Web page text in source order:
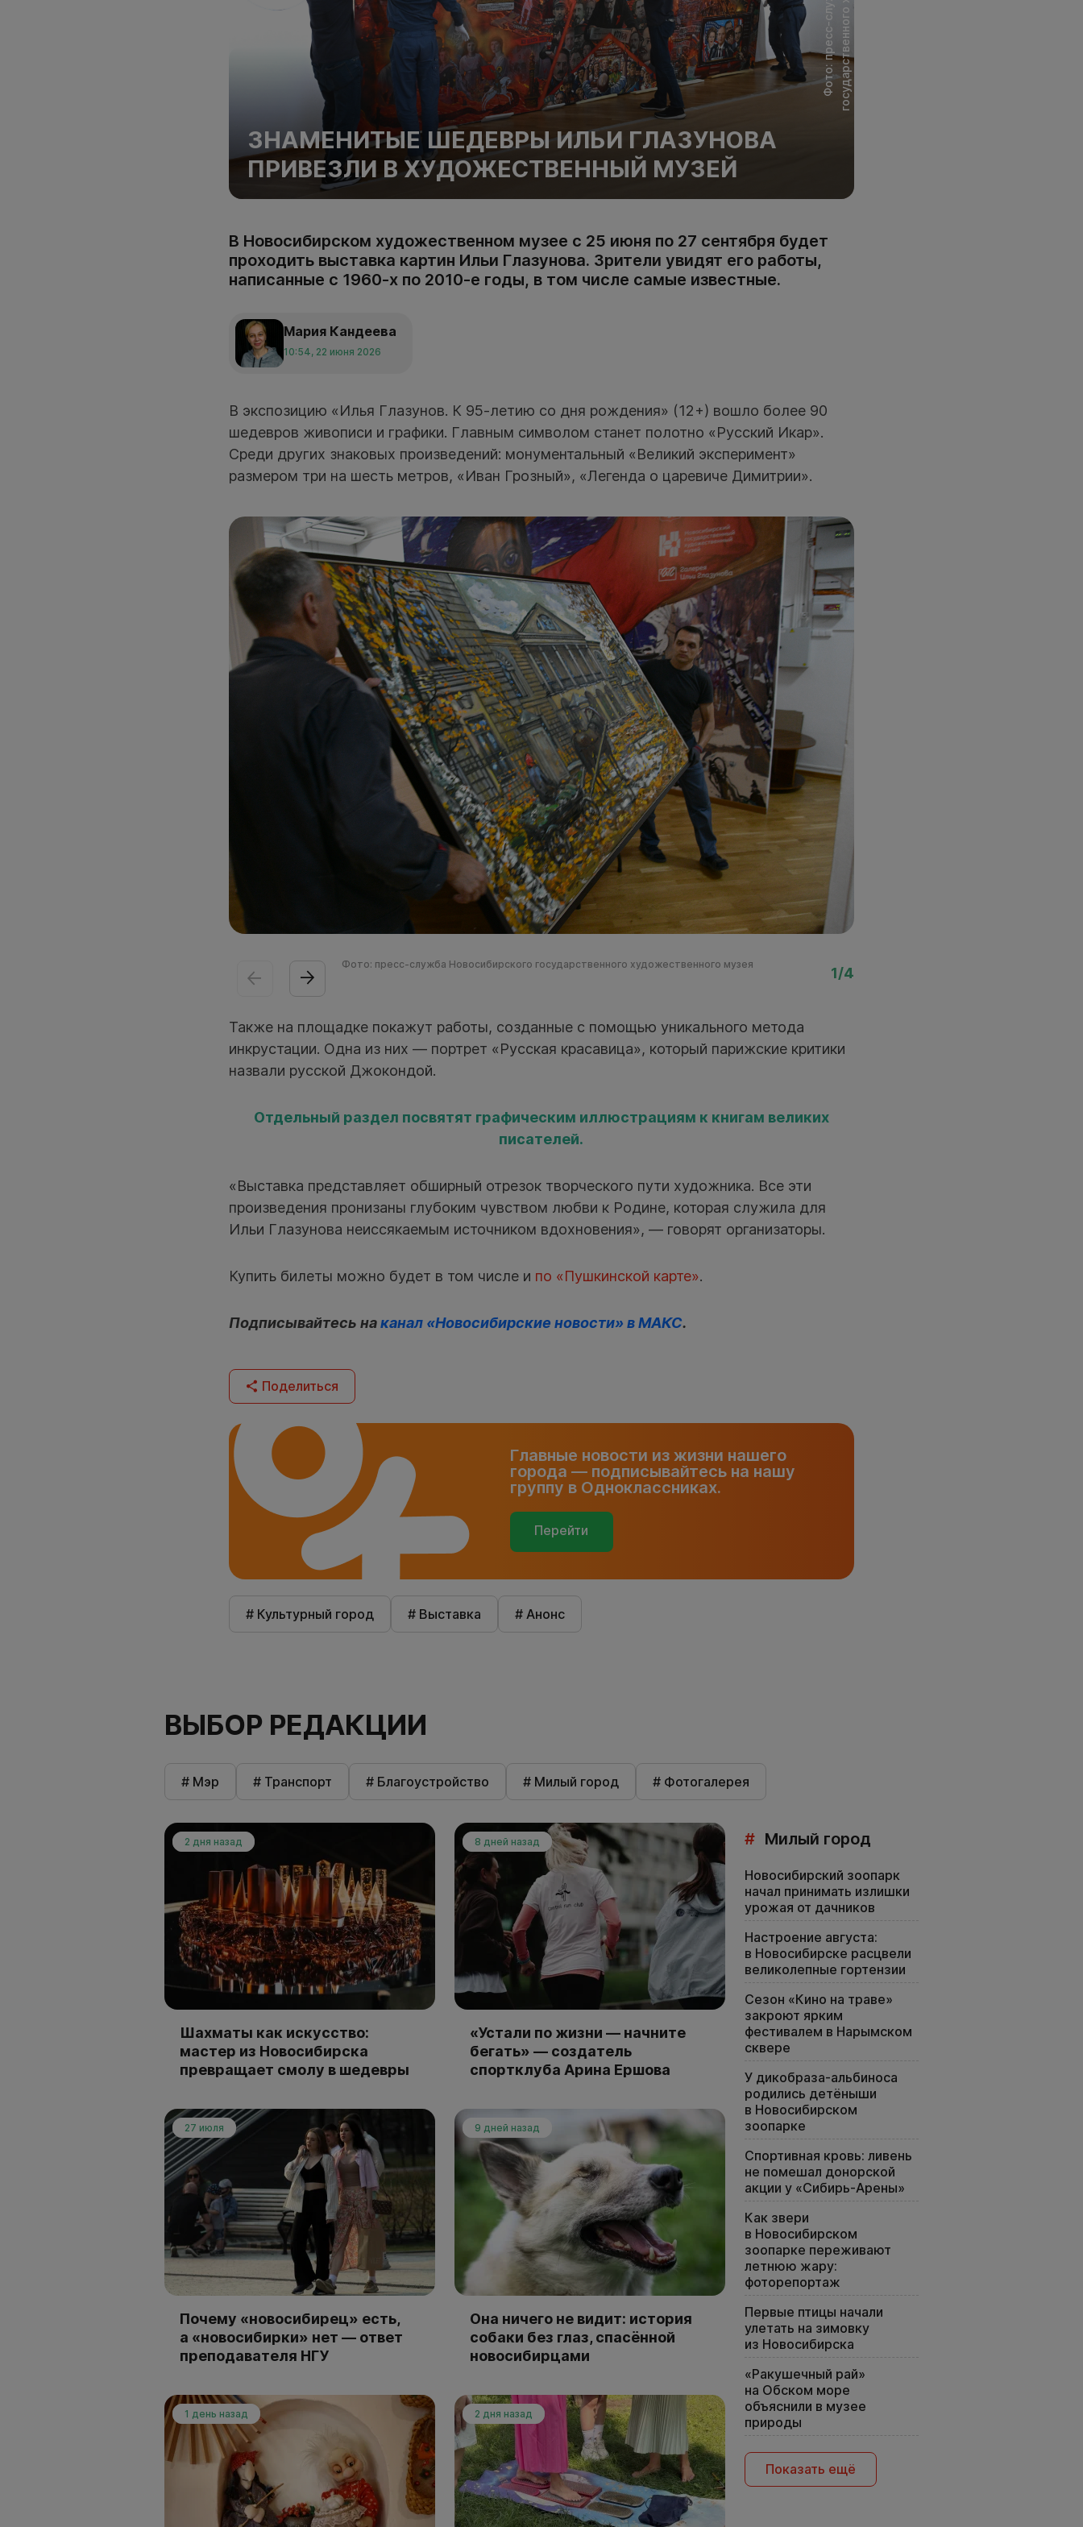
ЗНАМЕНИТЫЕ ШЕДЕВРЫ ИЛЬИ ГЛАЗУНОВА
ПРИВЕЗЛИ В ХУДОЖЕСТВЕННЫЙ МУЗЕЙ
В Новосибирском художественном музее с 25 июня по 27 сентября будет
проходить выставка картин Ильи Глазунова. Зрители увидят его работы,
написанные с 1960-х по 2010-е годы, в том числе самые известные.
Мария Кандеева
10:54, 22 июня 2026
В экспозицию «Илья Глазунов. К 95-летию со дня рождения» (12+) вошло более 90
шедевров живописи и графики. Главным символом станет полотно «Русский Икар».
Среди других знаковых произведений: монументальный «Великий эксперимент»
размером три на шесть метров, «Иван Грозный», «Легенда о царевиче Димитрии».
Фото: пресс-служба Новосибирского государственного художественного музея
1/4
Также на площадке покажут работы, созданные с помощью уникального метода
инкрустации. Одна из них — портрет «Русская красавица», который парижские критики
назвали русской Джокондой.
Отдельный раздел посвятят графическим иллюстрациям к книгам великих
писателей.
«Выставка представляет обширный отрезок творческого пути художника. Все эти
произведения пронизаны глубоким чувством любви к Родине, которая служила для
Ильи Глазунова неиссякаемым источником вдохновения», — говорят организаторы.
Купить билеты можно будет в том числе и по «Пушкинской карте».
Подписывайтесь наканал «Новосибирские новости» в МАКС.
Поделиться
Главные новости из жизни нашего
города — подписывайтесь на нашу
группу в Одноклассниках.
Перейти
# Культурный город # Выставка # Анонс
ВЫБОР РЕДАКЦИИ
# Мэр # Транспорт # Благоустройство # Милый город # Фотогалерея
2 дня назад
Шахматы как искусство:
мастер из Новосибирска
превращает смолу в шедевры
8 дней назад
«Устали по жизни — начните
бегать» — создатель
спортклуба Арина Ершова
27 июля
Почему «новосибирец» есть,
а «новосибирки» нет — ответ
преподавателя НГУ
9 дней назад
Она ничего не видит: история
собаки без глаз, спасённой
новосибирцами
1 день назад 2 дня назад
# Милый город
Новосибирский зоопарк
начал принимать излишки
урожая от дачников
Настроение августа:
в Новосибирске расцвели
великолепные гортензии
Сезон «Кино на траве»
закроют ярким
фестивалем в Нарымском
сквере
У дикобраза-альбиноса
родились детёныши
в Новосибирском
зоопарке
Спортивная кровь: ливень
не помешал донорской
акции у «Сибирь-Арены»
Как звери
в Новосибирском
зоопарке переживают
летнюю жару:
фоторепортаж
Первые птицы начали
улетать на зимовку
из Новосибирска
«Ракушечный рай»
на Обском море
объяснили в музее
природы
Показать ещё